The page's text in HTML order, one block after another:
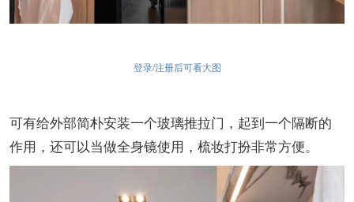
登录/注册后可看大图
可有给外部简朴安装一个玻璃推拉门，起到一个隔断的
作用，还可以当做全身镜使用，梳妆打扮非常方便。